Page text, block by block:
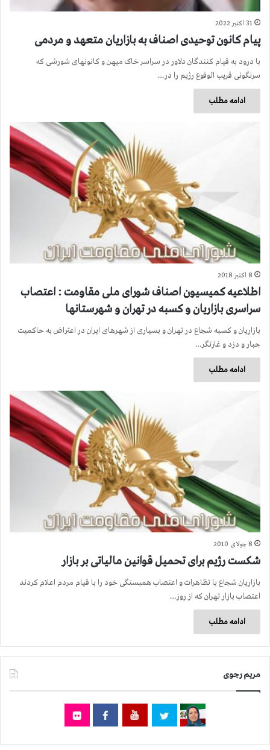
31 اکتبر 2022
پیام کانون توحیدی اصناف به بازاریان متعهد و مردمی
با درود به قیام کنندگان دلاور در سراسر خاک میهن و کانونهای شورشی که
سرنگونی قریب الوقوع رژیم را در…
ادامه مطلب
8 اکتبر 2018
اطلاعیه کمیسیون اصناف شورای ملی مقاومت : اعتصاب
سراسری بازاریان و کسبه در تهران و شهرستانها
بازاریان و کسبه شجاع در تهران و بسیاری از شهرهای ایران در اعتراض به حاکمیت
جبار و دزد و غارتگر…
ادامه مطلب
8 جولای 2010
شکست رژیم برای تحمیل قوانین مالیاتی بر بازار
بازاریان شجاع با تظاهرات و اعتصاب همبستگی خود را با قیام مردم اعلام کردند
اعتصاب بازار تهران که از روز…
ادامه مطلب
مریم رجوی